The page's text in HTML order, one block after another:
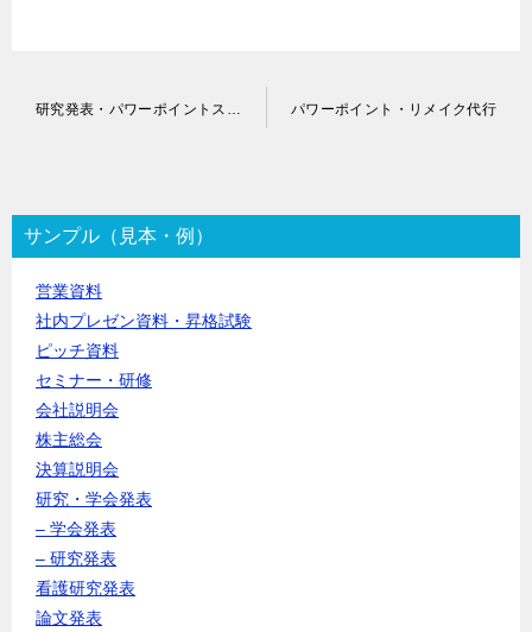
ゲ
ー
シ
パワーポイント・リメイク代行
サンプル（見本・例）
営業資料
社内プレゼン資料・昇格試験
ピッチ資料
セミナー・研修
会社説明会
株主総会
決算説明会
研究・学会発表
– 学会発表
– 研究発表
看護研究発表
論文発表